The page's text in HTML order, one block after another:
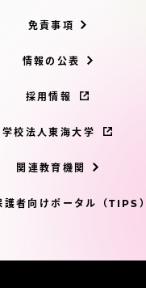
免責事項
情報の公表
採用情報
学校法人東海大学
関連教育機関
護者向けポータル（TIPS）